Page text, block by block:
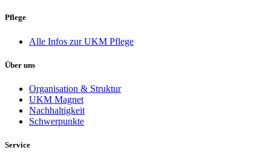
Pflege
Alle Infos zur UKM Pflege
Über uns
Organisation & Struktur
UKM Magnet
Nachhaltigkeit
Schwerpunkte
Service